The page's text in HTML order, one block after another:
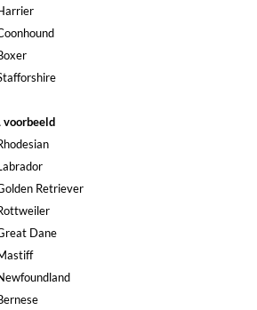
voorbeeld
Retriever
Dane